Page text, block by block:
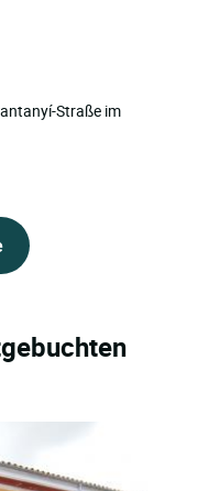
Straße im